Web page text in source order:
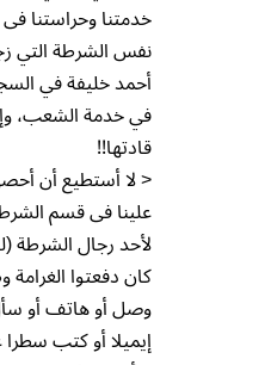
خدمتنا وحراستنا
نفس الشرطة التي
أحمد خليفة في
في خدمة الشعب،
قادتها!!
< لا أستطيع أن
علينا فى قسم
لأحد رجال الشرطة
كان دفعتوا
وصل أو هاتف أو
إيميلا أو كتب